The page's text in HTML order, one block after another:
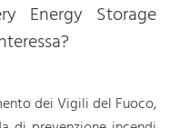
Energy Storage
dei Vigili del Fuoco,